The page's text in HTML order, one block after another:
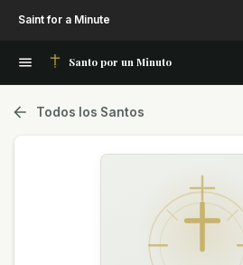
Saint for a Minute
Santo por un Minuto
Todos los Santos